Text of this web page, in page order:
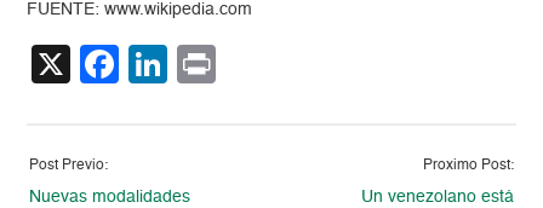
FUENTE: www.wikipedia.com
X Facebook
LinkedIn
Post Previo:
Nuevas modalidades
Proximo Post:
Un venezolano está